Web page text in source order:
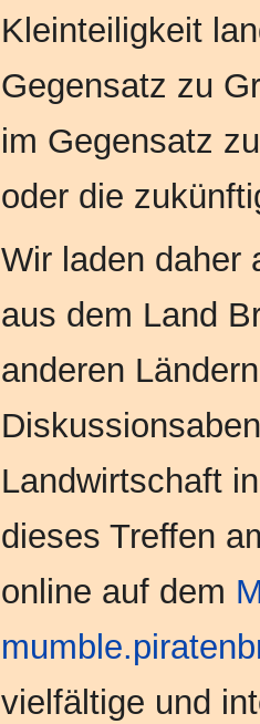
Kleinteiligkeit
Gegensatz zu
im Gegensatz
oder die
Wir laden daher
aus dem Land
anderen
Landwirtschaft
dieses Treffen
online auf dem
vielfältige und